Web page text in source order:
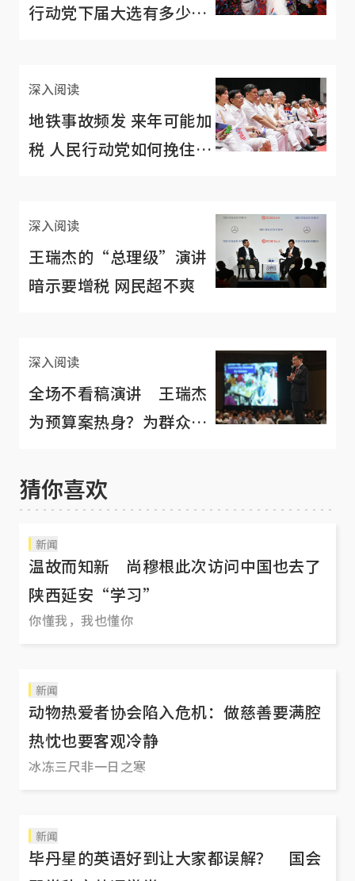
行动党下届大选有多少
深入阅读
地铁事故频发 来年可能加
税 人民行动党如何挽住民
深入阅读
王瑞杰的“总理级”演讲
暗示要增税 网民超不爽
深入阅读
全场不看稿演讲 王瑞杰
为预算案热身？为群众大
猜你喜欢
新闻
温故而知新 尚穆根此次访问中国也去了
陕西延安“学习”
你懂我，我也懂你
新闻
动物热爱者协会陷入危机：做慈善要满腔
热忱也要客观冷静
冰冻三尺非一日之寒
新闻
毕丹星的英语好到让大家都误解？ 国会